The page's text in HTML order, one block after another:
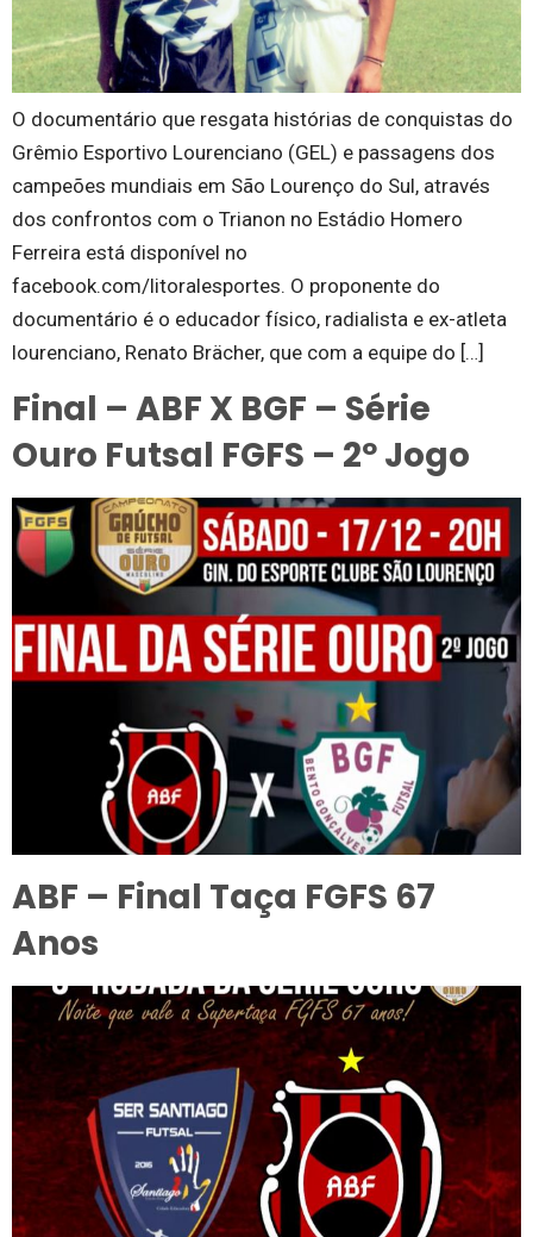
O documentário que resgata histórias de conquistas do
Grêmio Esportivo Lourenciano (GEL) e passagens dos
campeões mundiais em São Lourenço do Sul, através
dos confrontos com o Trianon no Estádio Homero
Ferreira está disponível no
facebook.com/litoralesportes. O proponente do
documentário é o educador físico, radialista e ex-atleta
lourenciano, Renato Brächer, que com a equipe do […]
Final – ABF X BGF – Série
Ouro Futsal FGFS – 2º Jogo
ABF – Final Taça FGFS 67
Anos